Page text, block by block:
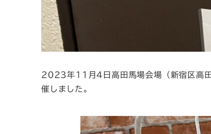
2023年11月4日高田馬場会場（新宿区高
催しました。